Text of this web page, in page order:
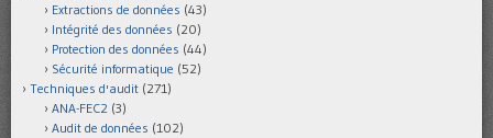
Extractions de données (43)
Intégrité des données (20)
Protection des données (44)
Sécurité informatique (52)
Techniques d'audit (271)
ANA-FEC2 (3)
Audit de données (102)